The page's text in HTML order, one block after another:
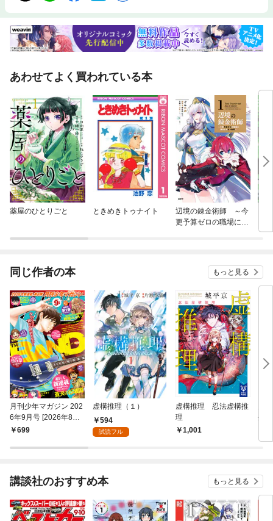
あわせてよく買われている本
薬屋のひとりごと ときめきトゥナイト
辺境の錬金術師 ～今
更予算ゼロの職場に戻
同じ作者の本 もっと見る
月刊少年マガジン 202
6年9月号 [2026年8月6
日発売]
699
虚構推理（１）
594
試読フル
虚構推理 忍法虚構推
理
1,001
外
講談社のおすすめ本 もっと見る